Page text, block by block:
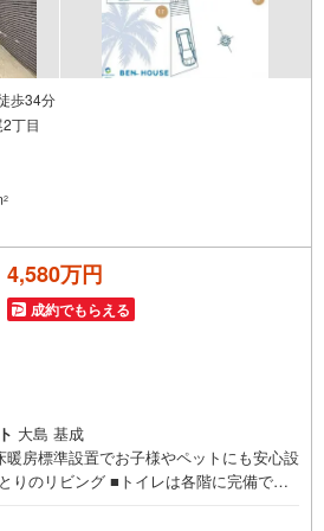
歩34分
丁目
2
4,580万円
成約でもらえる
大島 基成
暖房標準設置でお子様やペットにも安心設
りのリビング ■トイレは各階に完備で朝